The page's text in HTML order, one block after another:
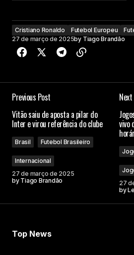
Cristiano Ronaldo Futebol Europeu
27 de março de 2025by Tiago Brandão
Previous Post
Vitão saiu de aposta a pilar do
Inter e virou referência do clube
Brasil Futebol Brasileiro
Internacional
27 de março de 2025
by Tiago Brandão
vivo
27
by
Top News